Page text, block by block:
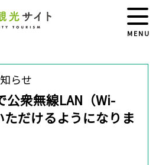
MENU
公衆無線LAN（Wi-
だけるようになりま
らせ